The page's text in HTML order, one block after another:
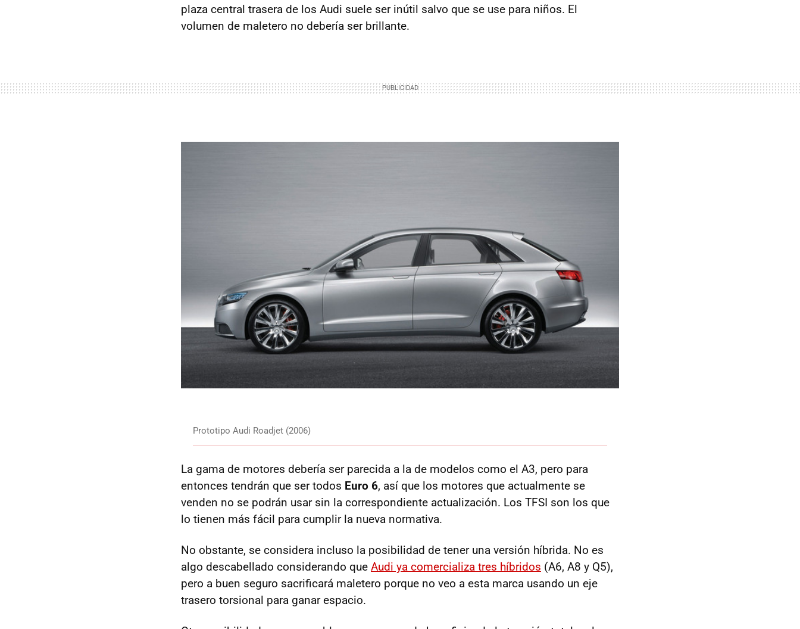
plaza central trasera de los Audi suele ser inútil salvo que se use para niños. El
volumen de maletero no debería ser brillante.
Prototipo Audi Roadjet (2006)
La gama de motores debería ser parecida a la de modelos como el A3, pero para
entonces tendrán que ser todos Euro 6, así que los motores que actualmente se
venden no se podrán usar sin la correspondiente actualización. Los TFSI son los que
lo tienen más fácil para cumplir la nueva normativa.
No obstante, se considera incluso la posibilidad de tener una versión híbrida. No es
algo descabellado considerando que Audi ya comercializa tres híbridos (A6, A8 y Q5),
pero a buen seguro sacrificará maletero porque no veo a esta marca usando un eje
trasero torsional para ganar espacio.